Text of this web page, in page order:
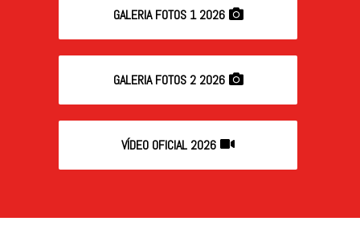
GALERIA FOTOS 1 2026
GALERIA FOTOS 2 2026
VÍDEO OFICIAL 2026